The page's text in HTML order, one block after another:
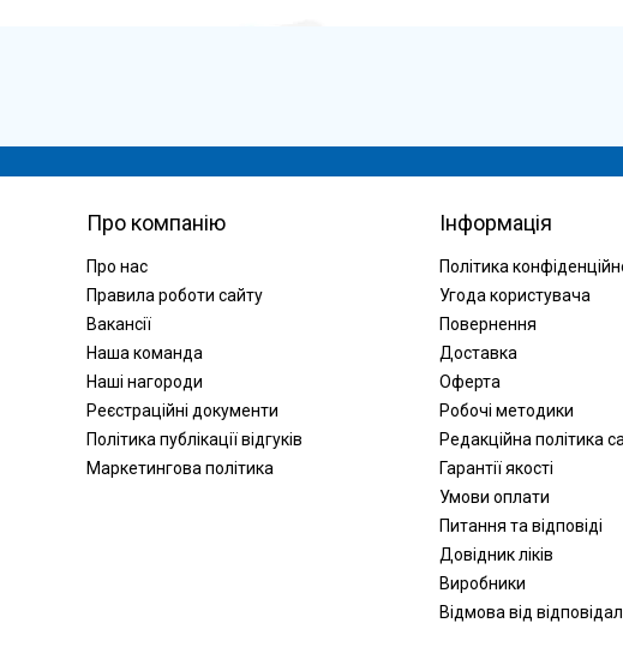
Про компанію
Про нас
Правила роботи сайту
Вакансії
Наша команда
Наші нагороди
Реєстраційні документи
Політика публікації відгуків
Маркетингова політика
Інформація
Політика
Угода користувача
Повернення
Доставка
Оферта
Робочі методики
Редакційна політика
Гарантії якості
Умови оплати
Питання та відповіді
Довідник ліків
Виробники
Відмова від